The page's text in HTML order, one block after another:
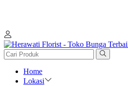
Home
Lokasi